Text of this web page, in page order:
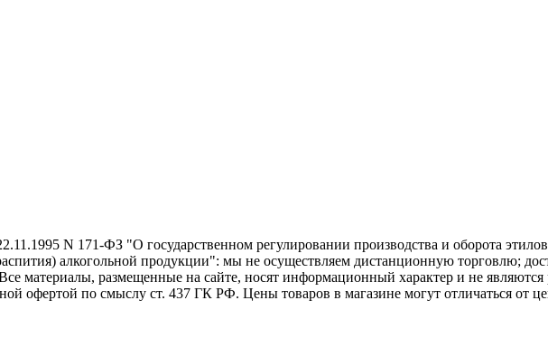
N 171-ФЗ "О государственном регулировании производства и оборота
алкогольной продукции": мы не осуществляем дистанционную торговлю;
материалы, размещенные на сайте, носят информационный характер и не
офертой по смыслу ст. 437 ГК РФ. Цены товаров в магазине могут отличаться от